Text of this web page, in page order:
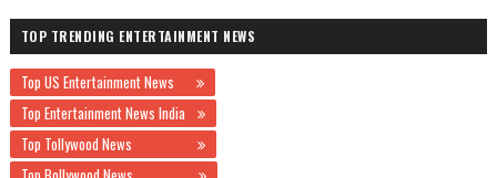
TOP TRENDING ENTERTAINMENT NEWS
Top US Entertainment News
Top Entertainment News India
Top Tollywood News